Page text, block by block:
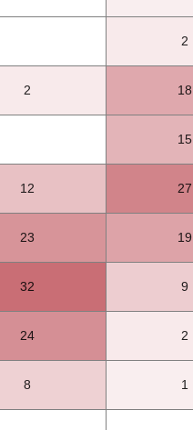
2
2 18
15
12 27
23 19
32 9
24 2
8 1